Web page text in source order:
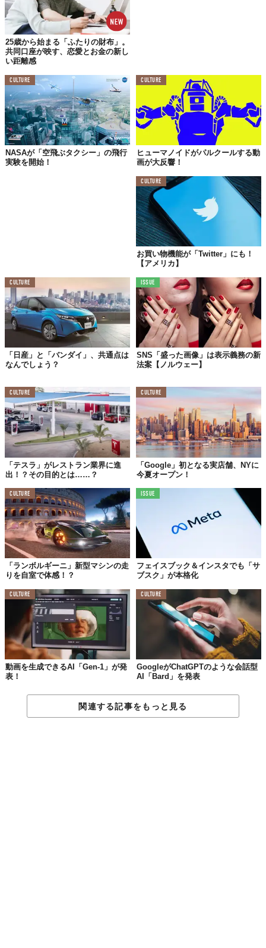
25歳から始まる「ふたりの財布」。
共同口座が映す、恋愛とお金の新し
い距離感
CULTURE
NASAが「空飛ぶタクシー」の飛行
実験を開始！
CULTURE
ヒューマノイドがパルクールする動
画が大反響！
CULTURE
お買い物機能が「Twitter」にも！
【アメリカ】
CULTURE
「日産」と「バンダイ」、共通点は
なんでしょう？
ISSUE
SNS「盛った画像」は表示義務の新
法案【ノルウェー】
CULTURE
「テスラ」がレストラン業界に進
出！？その目的とは……？
CULTURE
「Google」初となる実店舗、NYに
今夏オープン！
CULTURE
「ランボルギーニ」新型マシンの走
りを自室で体感！？
ISSUE
フェイスブック＆インスタでも「サ
ブスク」が本格化
CULTURE
動画を生成できるAI「Gen-1」が発
表！
CULTURE
GoogleがChatGPTのような会話型
AI「Bard」を発表
関連する記事をもっと見る